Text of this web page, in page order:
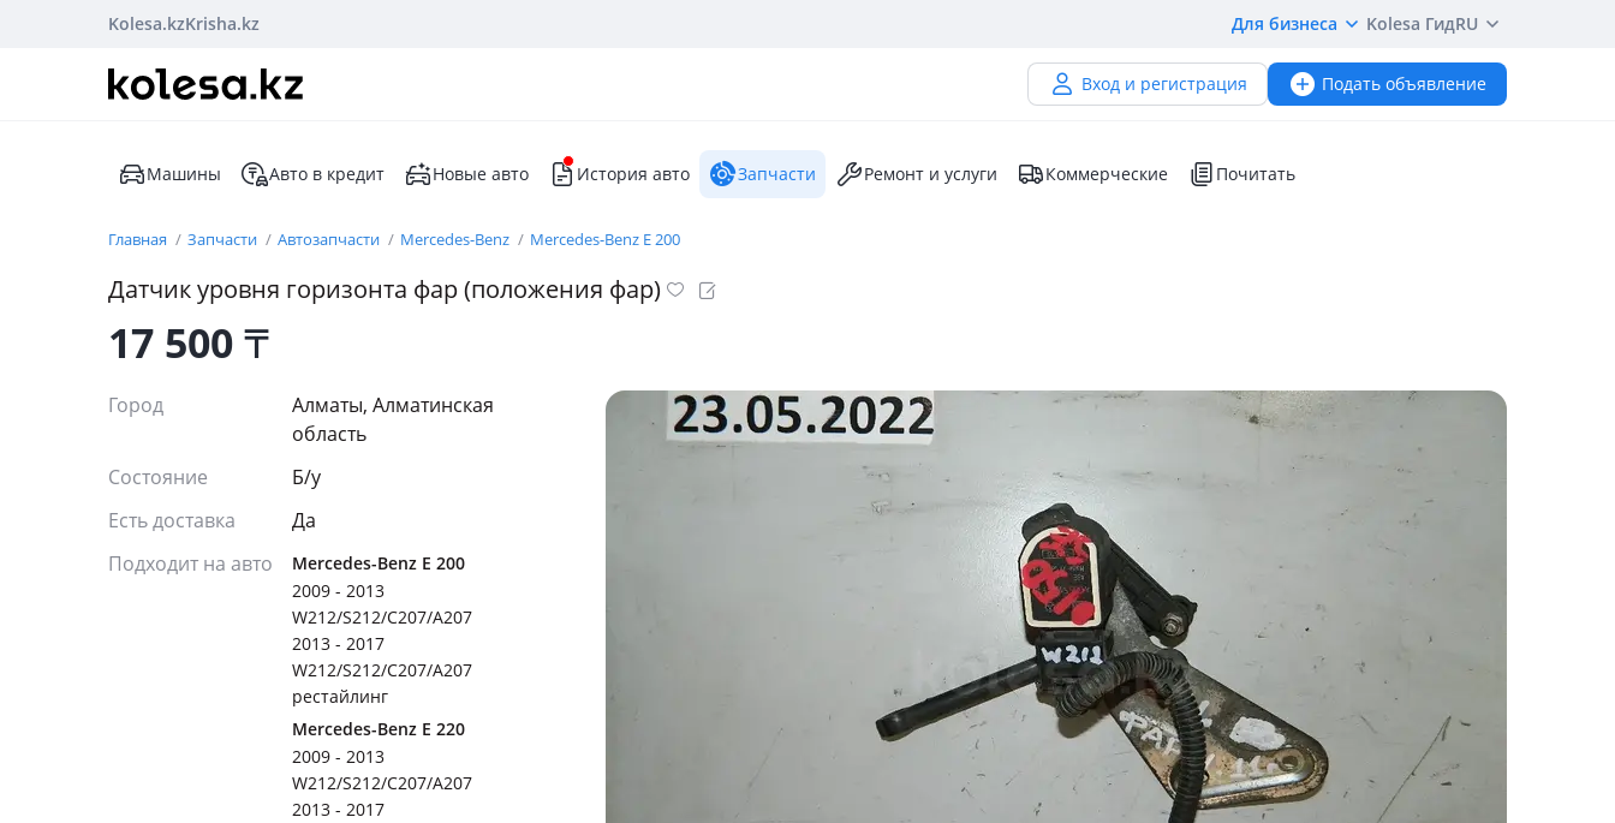
Kolesa.kzKrisha.kz Для бизнеса Kolesa ГидRU
Вход и регистрация Подать объявление
Машины Авто в кредит Новые авто История авто Запчасти Ремонт и услуги Коммерческие Почитать
Главная Запчасти Автозапчасти Mercedes-Benz Mercedes-Benz E 200
Датчик уровня горизонта фар (положения фар)
17 500₸
Город
Алматы, Алматинская
область
Состояние
Б/y
Есть доставка
Да
Подходит на авто
Mercedes-Benz E 200
2009 - 2013
W212/S212/C207/A207
2013 - 2017
W212/S212/C207/A207
рестайлинг
Mercedes-Benz E 220
2009 - 2013
W212/S212/C207/A207
2013 - 2017